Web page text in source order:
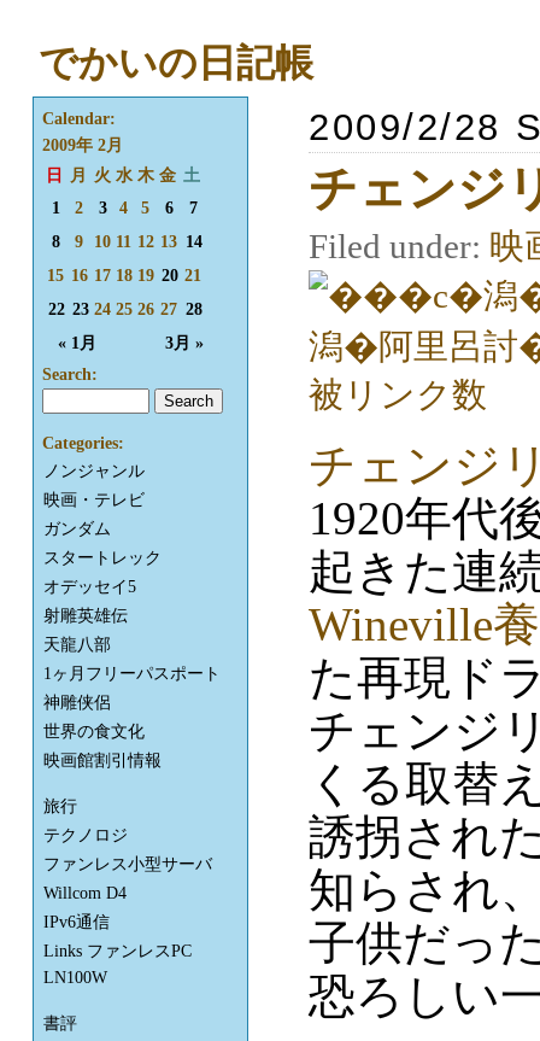
でかいの日記帳
2009/2/28
チェンジ
Filed under: 映
チェンジ
1920年代
起きた連
Wineville
た再現ド
チェンジ
くる取替
誘拐され
知らされ
子供だっ
恐ろしい
Calendar:
2009年 2月
日
月 火 水 木 金 土
« 1月 3月 »
1 2 3 4 5 6
7
8
9 10 11 12 13 14
15 16 17 18 19 20 21
22 23 24 25 26 27 28
Search:
Categories:
ノンジャンル
映画・テレビ
ガンダム
スタートレック
オデッセイ5
射雕英雄伝
天龍八部
1ヶ月フリーパスポート
神雕侠侶
世界の食文化
映画館割引情報
旅行
テクノロジ
ファンレス小型サーバ
Willcom D4
IPv6通信
Links ファンレスPC
LN100W
書評